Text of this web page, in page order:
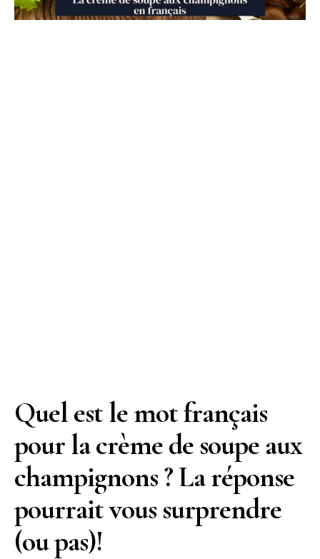
Quel est le mot français
pour la crème de soupe aux
champignons ? La réponse
pourrait vous surprendre
(ou pas)!